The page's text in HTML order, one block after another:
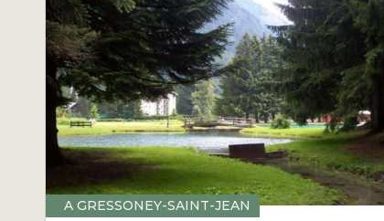
A GRESSONEY-SAINT-JEAN